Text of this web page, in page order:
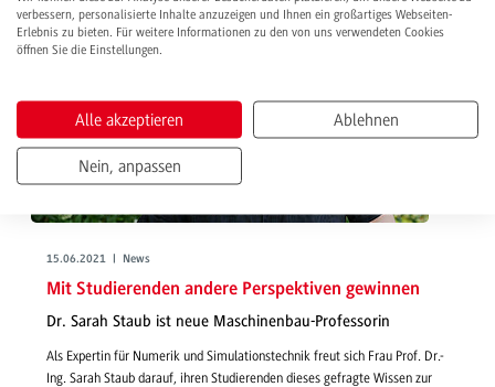
15.06.2021 | News
Mit Studierenden andere Perspektiven gewinnen
Dr. Sarah Staub ist neue Maschinenbau-Professorin
Als Expertin für Numerik und Simulationstechnik freut sich Frau Prof. Dr.-
Ing. Sarah Staub darauf, ihren Studierenden dieses gefragte Wissen zur
verbessern, personalisierte Inhalte anzuzeigen und Ihnen ein großartiges Webseiten-
Erlebnis zu bieten. Für weitere Informationen zu den von uns verwendeten Cookies
öffnen Sie die Einstellungen.
Alle akzeptieren Ablehnen
Nein, anpassen